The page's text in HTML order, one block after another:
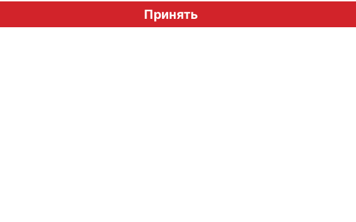
© "Вестник лицензионного рынка", licensingrussia.ru, 2009-2026 12+
Принять